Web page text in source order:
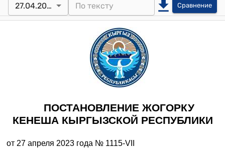
27.04.2023 Сравнение